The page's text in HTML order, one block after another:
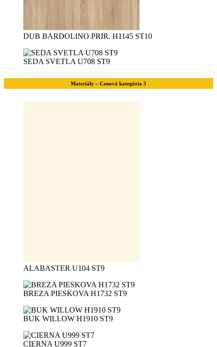
DUB BARDOLINO PRIR. H1145 ST10
SEDA SVETLA U708 ST9
Materiály – Cenová kategória 3
ALABASTER U104 ST9
BREZA PIESKOVA H1732 ST9
BUK WILLOW H1910 ST9
CIERNA U999 ST7